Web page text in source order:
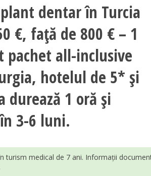
dentar în Turcia
€, față de 800 € – 1
pachet all-inclusive
hotelul de 5* și
durează 1 oră și
3-6 luni.
turism medical de 7 ani. Informații